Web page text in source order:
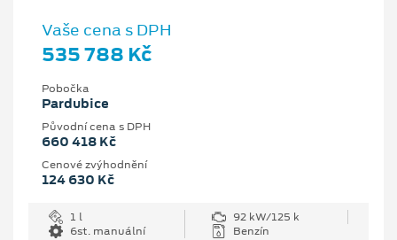
Vaše cena s DPH
535 788 Kč
Pobočka
Pardubice
Původní cena s DPH
660 418 Kč
Cenové zvýhodnění
124 630 Kč
1 l
92 kW/125 k
6st. manuální
Benzín